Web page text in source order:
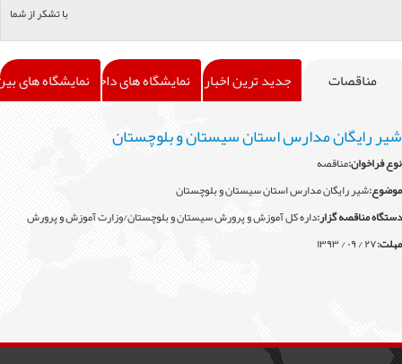
با تشکر از شما
جدید ترین اخبار سایتنمایشگاه های داخلینمایشگاه های بین المللی
مدارس استان سيستان و بلوچستان
مناقصه
رايگان مدارس استان سيستان و بلوچستان
گزار:داره کل آموزش و پرورش سيستان و بلوچستان/وزارت آموزش و پرورش